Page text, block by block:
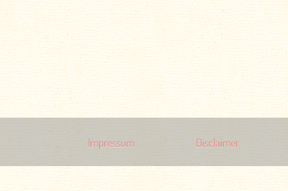
Impressum Disclaimer